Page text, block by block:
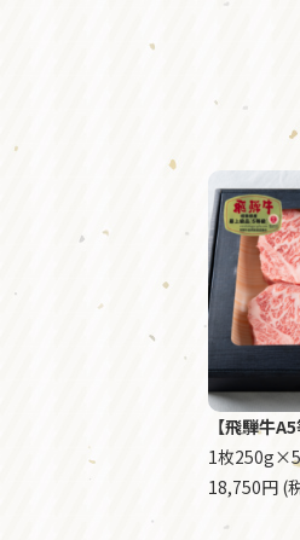
【飛騨牛
1枚
18,750円 (